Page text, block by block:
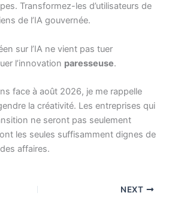
Transformez-les d’utilisateurs de
de l’IA gouvernée.
sur l’IA ne vient pas tuer
l’innovation paresseuse.
face à août 2026, je me rappelle
la créativité. Les entreprises qui
ne seront pas seulement
les seules suffisamment dignes de
affaires.
NEXT